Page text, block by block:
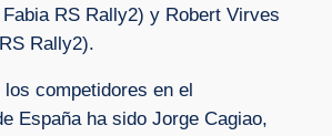
RS Rally2) y Robert Virves
Rally2).
competidores en el
España ha sido Jorge Cagiao,